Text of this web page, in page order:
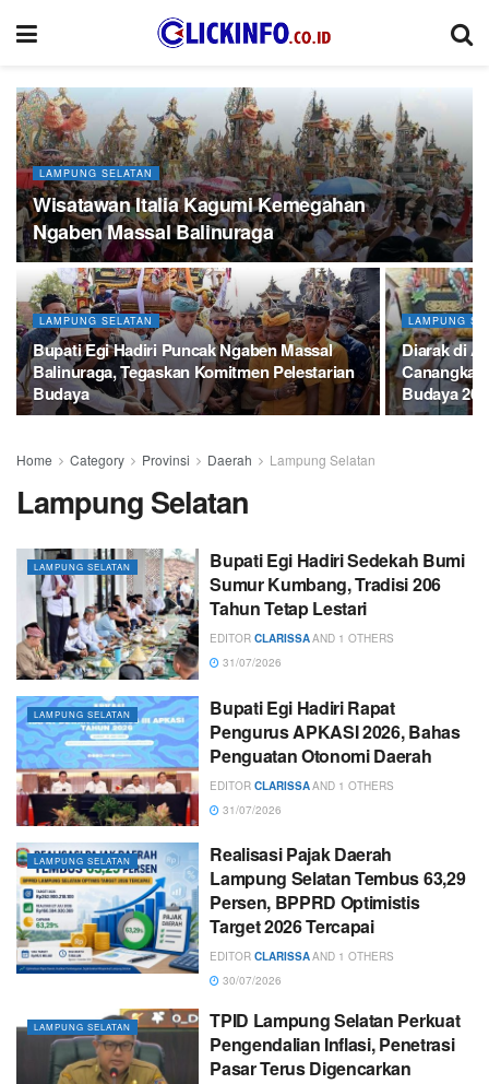
LAMPUNG SELATAN
Wisatawan Italia Kagumi Kemegahan
Ngaben Massal Balinuraga
LAMPUNG SELATAN
Bupati Egi Hadiri Puncak Ngaben Massal
Balinuraga, Tegaskan Komitmen Pelestarian
Budaya
LAMPUNG
Diarak di
Budaya
Home Category Provinsi Daerah Lampung Selatan
Lampung Selatan
LAMPUNG SELATAN
Bupati Egi Hadiri Sedekah Bumi
Sumur Kumbang, Tradisi 206
Tahun Tetap Lestari
EDITOR CLARISSAAND 1 OTHERS
31/07/2026
LAMPUNG SELATAN
Bupati Egi Hadiri Rapat
Pengurus APKASI 2026, Bahas
Penguatan Otonomi Daerah
EDITOR CLARISSAAND 1 OTHERS
31/07/2026
LAMPUNG SELATAN
Realisasi Pajak Daerah
Lampung Selatan Tembus 63,29
Persen, BPPRD Optimistis
Target 2026 Tercapai
EDITOR CLARISSAAND 1 OTHERS
30/07/2026
LAMPUNG SELATAN
TPID Lampung Selatan Perkuat
Pengendalian Inflasi, Penetrasi
Pasar Terus Digencarkan